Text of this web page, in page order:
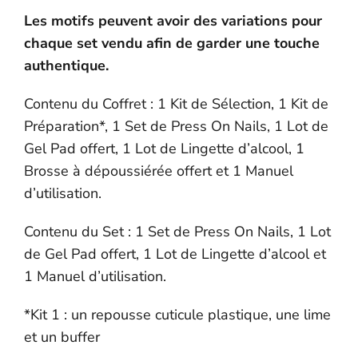
Les motifs peuvent avoir des variations pour
chaque set vendu afin de garder une touche
authentique.
Contenu du Coffret : 1 Kit de Sélection, 1 Kit de
Préparation*, 1 Set de Press On Nails, 1 Lot de
Gel Pad offert, 1 Lot de Lingette d’alcool, 1
Brosse à dépoussiérée offert et 1 Manuel
d’utilisation.
Contenu du Set : 1 Set de Press On Nails, 1 Lot
de Gel Pad offert, 1 Lot de Lingette d’alcool et
1 Manuel d’utilisation.
*Kit 1 : un repousse cuticule plastique, une lime
et un buffer